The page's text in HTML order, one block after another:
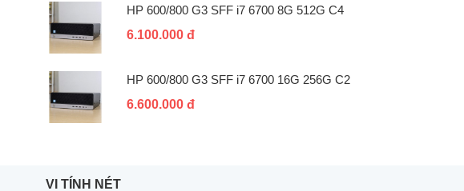
HP 600/800 G3 SFF i7 6700 8G 512G C4
6.100.000 đ
HP 600/800 G3 SFF i7 6700 16G 256G C2
6.600.000 đ
VI TÍNH NÉT